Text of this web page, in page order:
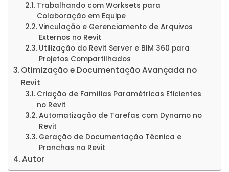
Trabalhando com Worksets para
Colaboração em Equipe
Vinculação e Gerenciamento de Arquivos
Externos no Revit
Utilização do Revit Server e BIM 360 para
Projetos Compartilhados
Otimização e Documentação Avançada no
Revit
Criação de Famílias Paramétricas Eficientes
no Revit
Automatização de Tarefas com Dynamo no
Revit
Geração de Documentação Técnica e
Pranchas no Revit
Autor